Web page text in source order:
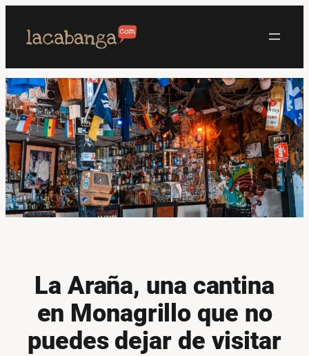
La Araña, una cantina
en Monagrillo que no
puedes dejar de visitar